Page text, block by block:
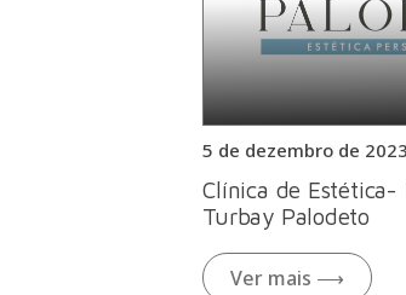
5 de dezembro de 2023
Clínica de Estética-
Turbay Palodeto
Ver mais ⟶